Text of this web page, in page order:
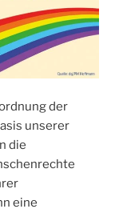
der
unserer
die
eine